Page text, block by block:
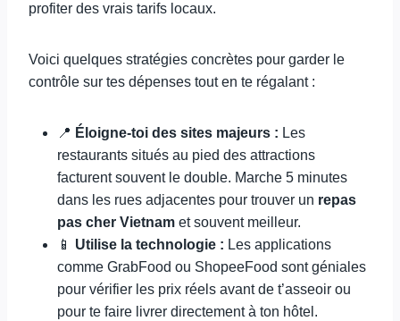
profiter des vrais tarifs locaux.
Voici quelques stratégies concrètes pour garder le
contrôle sur tes dépenses tout en te régalant :
📍 Éloigne-toi des sites majeurs : Les
restaurants situés au pied des attractions
facturent souvent le double. Marche 5 minutes
dans les rues adjacentes pour trouver un repas
pas cher Vietnam et souvent meilleur.
📱 Utilise la technologie : Les applications
comme GrabFood ou ShopeeFood sont géniales
pour vérifier les prix réels avant de t’asseoir ou
pour te faire livrer directement à ton hôtel.